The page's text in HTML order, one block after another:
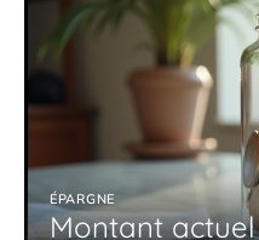
ÉPARGNE
Montant